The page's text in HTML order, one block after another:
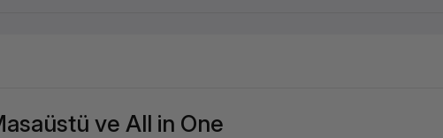
ve All in One